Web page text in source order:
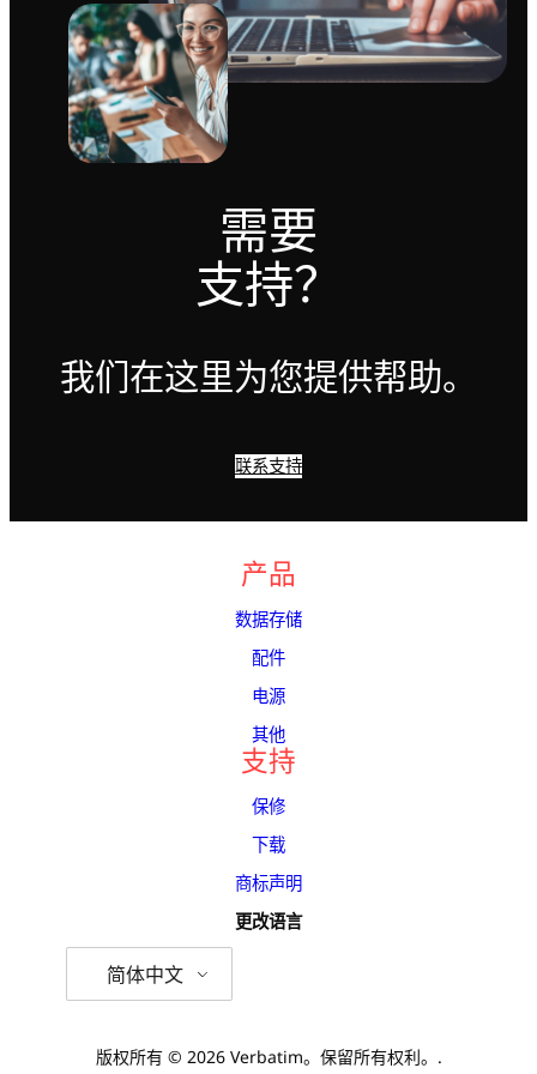
需要
支持？
我们在这里为您提供帮助。
联系支持
产品
数据存储
配件
电源
其他
支持
保修
下载
商标声明
更改语言
简体中文
版权所有 © 2026 Verbatim。保留所有权利。.